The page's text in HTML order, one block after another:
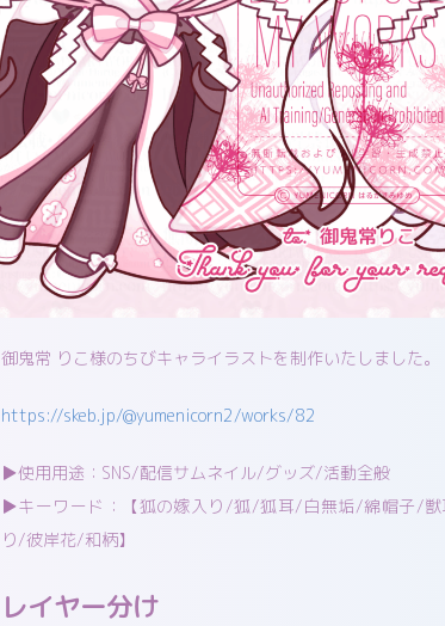
御鬼常 りこ様のちびキャライラストを制作いたしました。
https://skeb.jp/@yumenicorn2/works/82
▶︎使用用途：SNS/配信サムネイル/グッズ/活動全般
▶︎キーワード：【狐の嫁入り/狐/狐耳/白無垢/綿帽子/
り/彼岸花/和柄】
レイヤー分け